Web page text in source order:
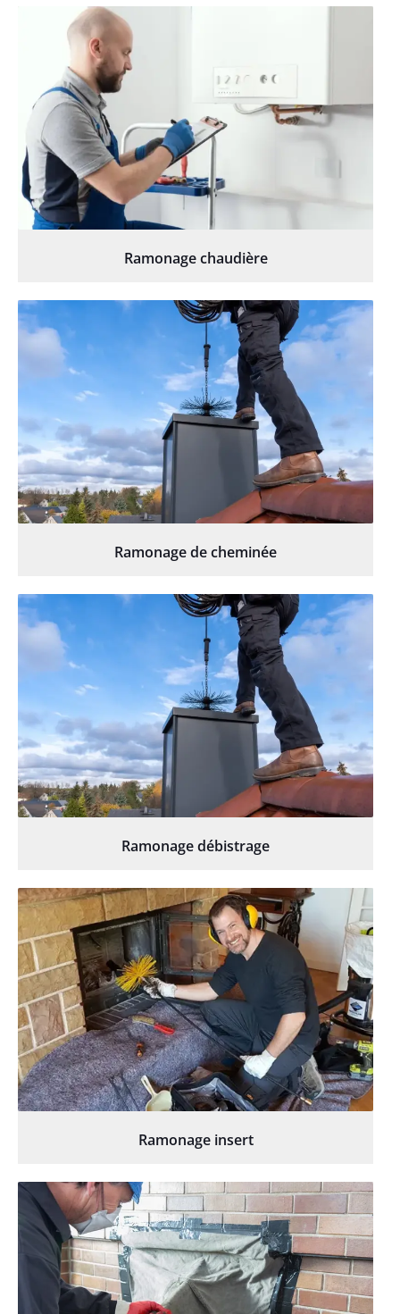
Ramonage chaudière
Ramonage de cheminée
Ramonage débistrage
Ramonage insert